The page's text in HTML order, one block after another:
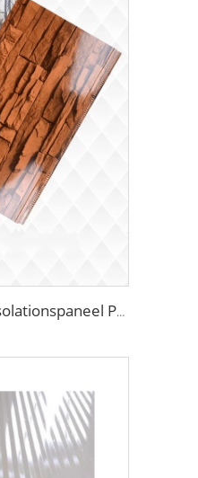
Pu Außenseitenwand Metall Isolationspaneel Polyurethan Pu Hart Schaum Isolierte Sandwich Panele